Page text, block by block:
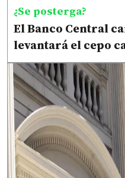
¿Se posterga?
El Banco Central
levantará el cepo